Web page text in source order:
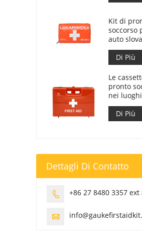
Kit di
soccorso
auto
Meet MZ
č.143/2009
Di Più
Le
pronto
nei
lavoro
conformi
388 del
Di Più
Dettagli Di Contatto
 +86 27 8480 3357 ext
